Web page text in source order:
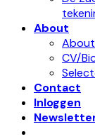
About
About
CV/
Contact
Inloggen